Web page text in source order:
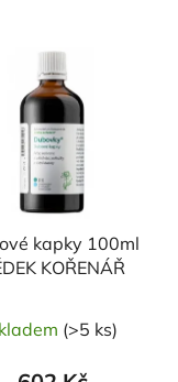
kapky 100ml
KOŘENÁŘ
(>5 ks)